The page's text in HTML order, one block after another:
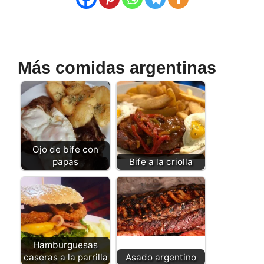
Más comidas argentinas
Ojo de bife con
papas
Bife a la criolla
Hamburguesas
caseras a la parrilla
Asado argentino